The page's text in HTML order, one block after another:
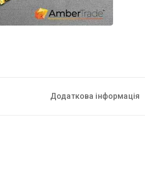
Додаткова інформація